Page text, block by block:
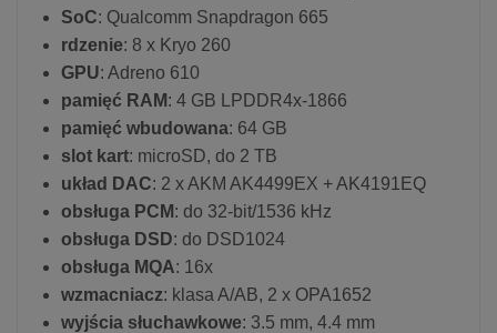
SoC: Qualcomm Snapdragon 665
rdzenie: 8 x Kryo 260
GPU: Adreno 610
pamięć RAM : 4 GB LPDDR4x-1866
pamięć wbudowana: 64 GB
slot kart: microSD, do 2 TB
układ DAC: 2 x AKM AK4499EX + AK4191EQ
obsługa PCM : do 32-bit/1536 kHz
obsługa DSD: do DSD1024
obsługa MQA: 16x
wzmacniacz: klasa A/AB, 2 x OPA1652
wyjścia słuchawkowe: 3.5 mm, 4.4 mm